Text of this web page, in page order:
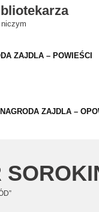
ZAJDLA – POWIEŚCI
NAGRODA ZAJDLA –